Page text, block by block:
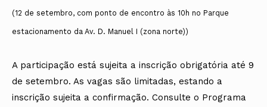
(12 de setembro, com ponto de encontro às 10h no Parque
estacionamento da Av. D. Manuel I (zona norte))
A participação está sujeita a inscrição obrigatória até 9
de setembro. As vagas são limitadas, estando a
inscrição sujeita a confirmação. Consulte o Programa